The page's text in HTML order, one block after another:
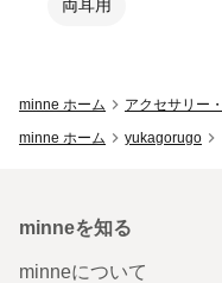
両耳用
minne ホーム アクセサリー
minne ホーム
yukagorugo
minneを知る
minneについて